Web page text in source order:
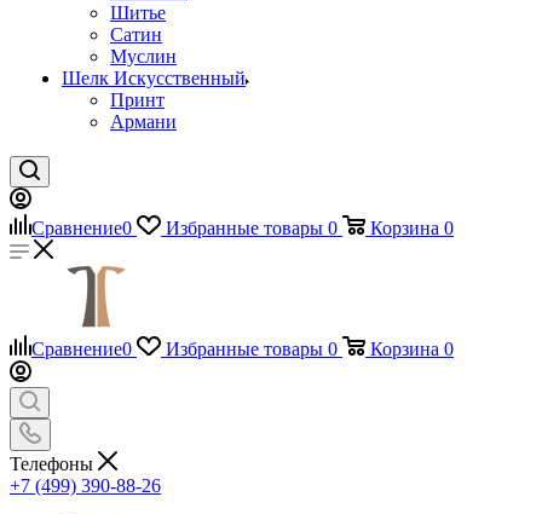
Шитье
Сатин
Муслин
Шелк Искусственный
Принт
Армани
Сравнение0 Избранные товары 0 Корзина 0
Сравнение0 Избранные товары 0 Корзина 0
Телефоны
+7 (499) 390-88-26